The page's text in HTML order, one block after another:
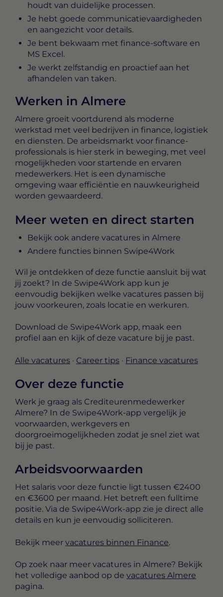
houdt van duidelijke processen.
Je hebt goede communicatievaardigheden
en aangezicht voor details.
Je bent bekwaam met finance-software en
MS Excel.
Je werkt zelfstandig en proactief aan het
afhandelen van taken.
Werken in Almere
Almere groeit voortdurend als moderne
werkstad met veel bedrijven in finance, logistiek
en diensten. De arbeidsmarkt voor finance-
professionals is hier sterk in beweging, met veel
mogelijkheden voor startende en ervaren
medewerkers. Het is een dynamische
omgeving waar efficiëntie en nauwkeurigheid
worden gewaardeerd.
Meer weten en direct starten
Bekijk ook andere vacatures in Almere
Andere functies binnen Swipe4Work
Wil je ontdekken of deze functie aansluit bij wat
jij zoekt? In de Swipe4Work app kun je
eenvoudig bekijken welke vacatures passen bij
jouw voorkeuren, zoals locatie en werkuren.
Download de Swipe4Work app, maak een
profiel aan en kijk of deze vacature bij je past.
Alle vacatures · Career tips · Finance vacatures
Over deze functie
Werk je graag als Crediteurenmedewerker
Almere? In de Swipe4Work-app vergelijk je
voorwaarden, werkgevers en
doorgroeimogelijkheden zodat je snel ziet wat
bij je past.
Arbeidsvoorwaarden
Het salaris voor deze functie ligt tussen €2400
en €3600 per maand . Het betreft een fulltime
positie. Via de Swipe4Work-app zie je direct alle
details en kun je eenvoudig solliciteren.
Bekijk meer vacatures binnen Finance.
Op zoek naar meer vacatures in Almere? Bekijk
het volledige aanbod op de vacatures Almere
pagina.